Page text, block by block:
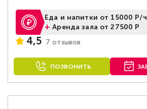
Еда и напитки от 15000 Р/
+Аренда зала от 27500 Р
4,5 7 отзывов
ПОЗВОНИТЬ